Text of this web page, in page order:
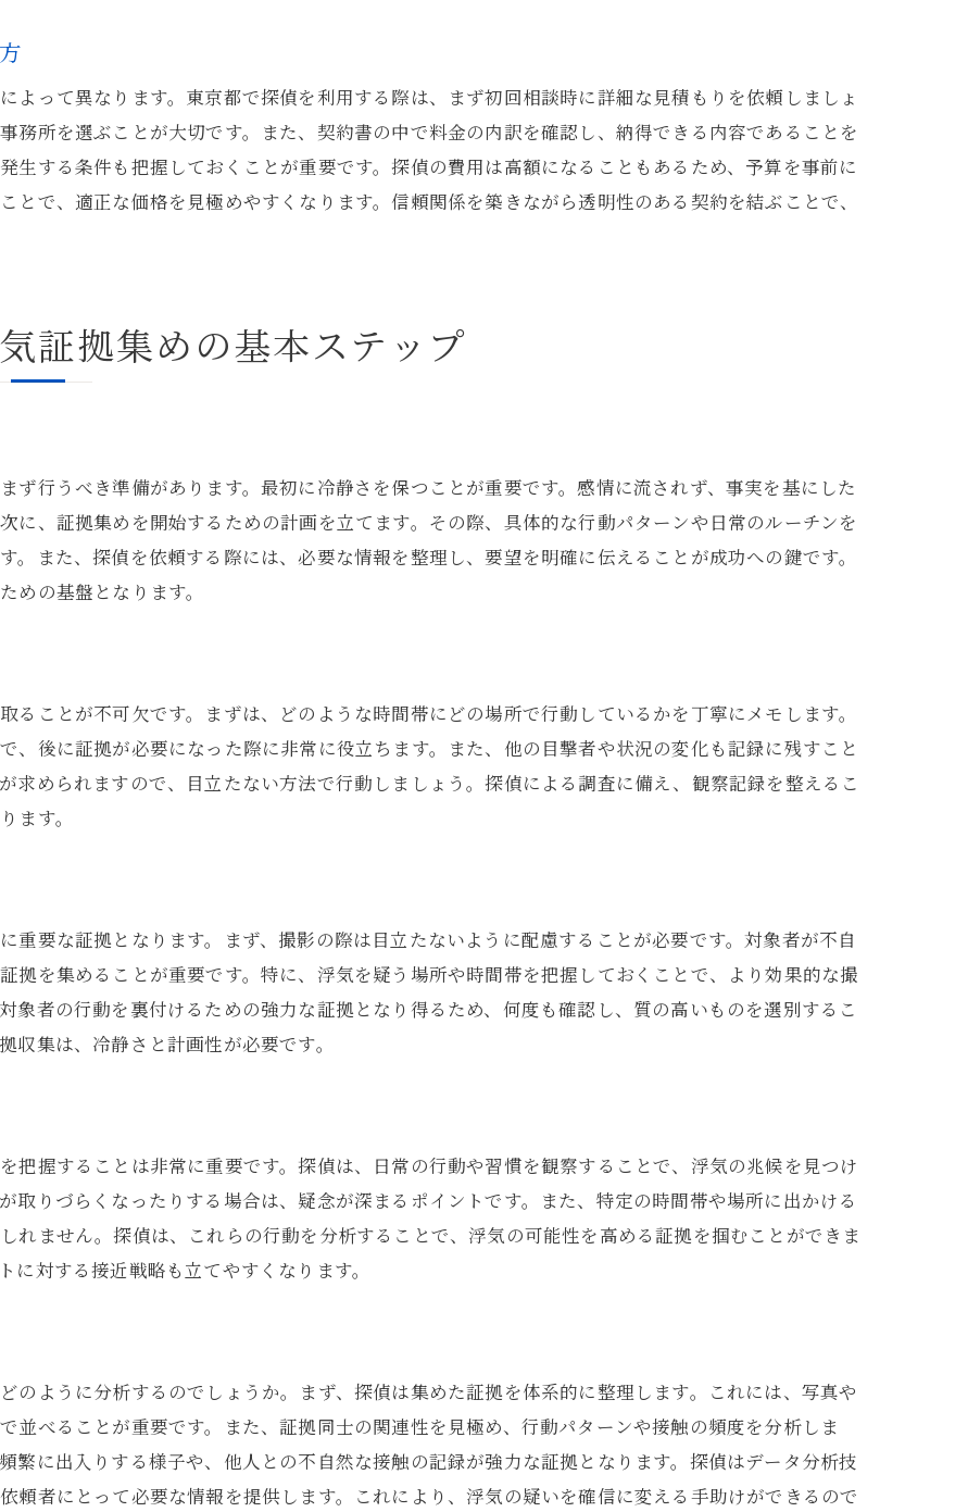
東京都での浮気調査成功例の共通点
成功事例から考える最適な探偵選び
探偵が推奨する対策と防止策
浮気問題解決後の生活再建方法
確信を得るための効果的な証拠集め
探偵が実践する証拠収集の具体例
疑念を晴らすために必要な証拠とは
よって異なります。東京都で探偵を利用する際は、まず初回相談時に詳細な見積もりを依頼しましょ
務所を選ぶことが大切です。また、契約書の中で料金の内訳を確認し、納得できる内容であることを
生する条件も把握しておくことが重要です。探偵の費用は高額になることもあるため、予算を事前に
で、適正な価格を見極めやすくなります。信頼関係を築きながら透明性のある契約を結ぶことで、
証拠集めの基本ステップ
ず行うべき準備があります。最初に冷静さを保つことが重要です。感情に流されず、事実を基にした
に、証拠集めを開始するための計画を立てます。その際、具体的な行動パターンや日常のルーチンを
また、探偵を依頼する際には、必要な情報を整理し、要望を明確に伝えることが成功への鍵です。
めの基盤となります。
ことが不可欠です。まずは、どのような時間帯にどの場所で行動しているかを丁寧にメモします。
、後に証拠が必要になった際に非常に役立ちます。また、他の目撃者や状況の変化も記録に残すこと
求められますので、目立たない方法で行動しましょう。探偵による調査に備え、観察記録を整えるこ
ます。
重要な証拠となります。まず、撮影の際は目立たないように配慮することが必要です。対象者が不自
拠を集めることが重要です。特に、浮気を疑う場所や時間帯を把握しておくことで、より効果的な撮
象者の行動を裏付けるための強力な証拠となり得るため、何度も確認し、質の高いものを選別するこ
収集は、冷静さと計画性が必要です。
把握することは非常に重要です。探偵は、日常の行動や習慣を観察することで、浮気の兆候を見つけ
取りづらくなったりする場合は、疑念が深まるポイントです。また、特定の時間帯や場所に出かける
れません。探偵は、これらの行動を分析することで、浮気の可能性を高める証拠を掴むことができま
対する接近戦略も立てやすくなります。
のように分析するのでしょうか。まず、探偵は集めた証拠を体系的に整理します。これには、写真や
並べることが重要です。また、証拠同士の関連性を見極め、行動パターンや接触の頻度を分析しま
繁に出入りする様子や、他人との不自然な接触の記録が強力な証拠となります。探偵はデータ分析技
頼者にとって必要な情報を提供します。これにより、浮気の疑いを確信に変える手助けができるので